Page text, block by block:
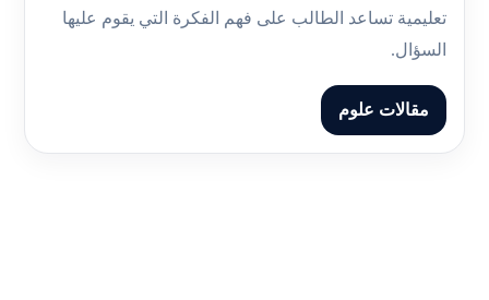
تعليمية تساعد الطالب على فهم الفكرة التي يقوم عليها
السؤال.
مقالات علوم